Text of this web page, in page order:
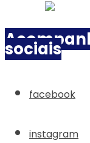
sociais
facebook
instagram